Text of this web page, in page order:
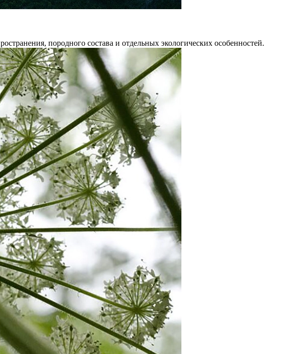
породного состава и отдельных экологических особенностей.